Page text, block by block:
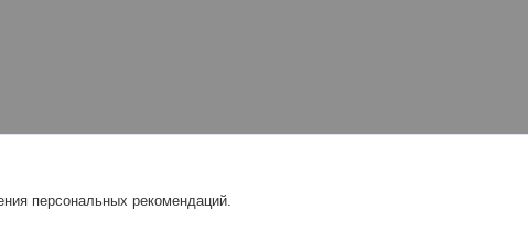
персональных рекомендаций.